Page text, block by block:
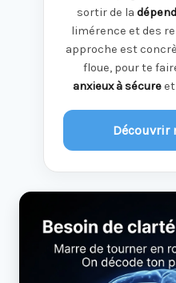
sortir de la
limérence et des
approche est
floue, pour te
anxieux à sécureet
Découvrir